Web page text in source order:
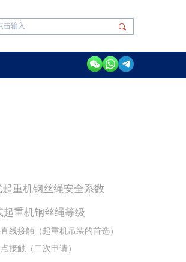
起重机钢丝绳安全系数
起重机钢丝绳等级
线接触（起重机吊装的首选）
接触（二次申请）